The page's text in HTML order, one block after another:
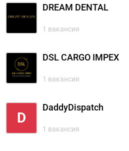
DREAM DENTAL
1 вакансия
DSL CARGO IMPEX
1 вакансия
D
DaddyDispatch
1 вакансия